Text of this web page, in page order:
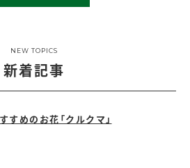
NEW TOPICS
新着記事
すめのお花「クルクマ」